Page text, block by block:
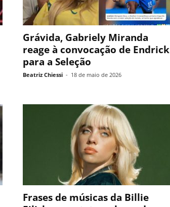
Grávida, Gabriely Miranda
reage à convocação de Endrick
para a Seleção
Beatriz Chiessi - 18 de maio de 2026
Frases de músicas da Billie